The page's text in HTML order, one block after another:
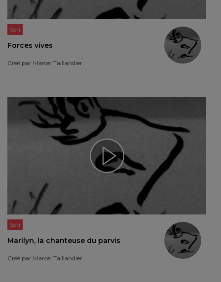
Son
Forces vives
Créé par Marcel Taillandier
Son
Marilyn, la chanteuse du parvis
Créé par Marcel Taillandier